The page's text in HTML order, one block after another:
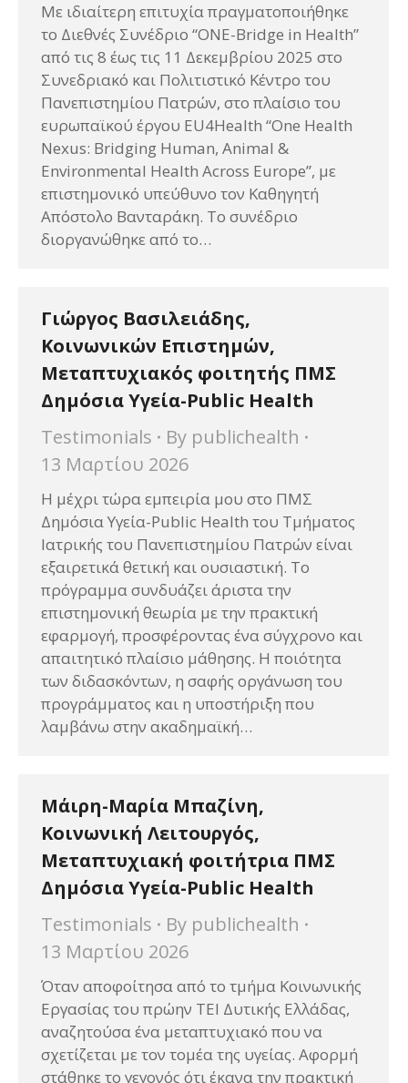
Με ιδιαίτερη επιτυχία πραγματοποιήθηκε
το Διεθνές Συνέδριο “ONE-Bridge in Health”
από τις 8 έως τις 11 Δεκεμβρίου 2025 στο
Συνεδριακό και Πολιτιστικό Κέντρο του
Πανεπιστημίου Πατρών, στο πλαίσιο του
ευρωπαϊκού έργου EU4Health “One Health
Nexus: Bridging Human, Animal &
Environmental Health Across Europe”, με
επιστημονικό υπεύθυνο τον Καθηγητή
Απόστολο Βανταράκη. Το συνέδριο
διοργανώθηκε από το…
Γιώργος Βασιλειάδης,
Κοινωνικών Επιστημών,
Μεταπτυχιακός φοιτητής ΠΜΣ
Δημόσια Υγεία-Public Health
Testimonials
By publichealth
13 Μαρτίου 2026
Η μέχρι τώρα εμπειρία μου στο ΠΜΣ
Δημόσια Υγεία-Public Health του Τμήματος
Ιατρικής του Πανεπιστημίου Πατρών είναι
εξαιρετικά θετική και ουσιαστική. Το
πρόγραμμα συνδυάζει άριστα την
επιστημονική θεωρία με την πρακτική
εφαρμογή, προσφέροντας ένα σύγχρονο και
απαιτητικό πλαίσιο μάθησης. Η ποιότητα
των διδασκόντων, η σαφής οργάνωση του
προγράμματος και η υποστήριξη που
λαμβάνω στην ακαδημαϊκή…
Μάιρη-Μαρία Μπαζίνη,
Κοινωνική Λειτουργός,
Μεταπτυχιακή φοιτήτρια ΠΜΣ
Δημόσια Υγεία-Public Health
Testimonials
By publichealth
13 Μαρτίου 2026
Όταν αποφοίτησα από το τμήμα Κοινωνικής
Εργασίας του πρώην ΤΕΙ Δυτικής Ελλάδας,
αναζητούσα ένα μεταπτυχιακό που να
σχετίζεται με τον τομέα της υγείας. Αφορμή
στάθηκε το γεγονός ότι έκανα την πρακτική